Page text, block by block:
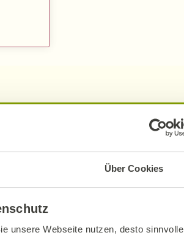
Über Cookies
unsere Webseite nutzen, desto
pro 100 g
13,97g